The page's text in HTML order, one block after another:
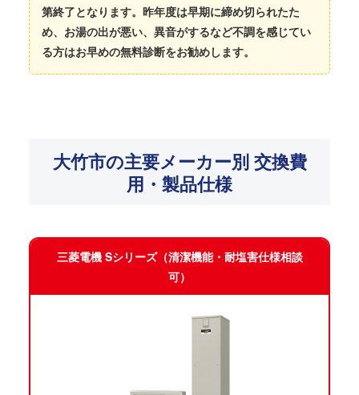
第終了となります。昨年度は早期に締め切られたた
め、お湯の出が悪い、異音がするなど不調を感じてい
る方はお早めの無料診断をお勧めします。
大竹市の主要メーカー別 交換費
用・製品仕様
三菱電機 Sシリーズ（清潔機能・耐塩害仕様相談
可）